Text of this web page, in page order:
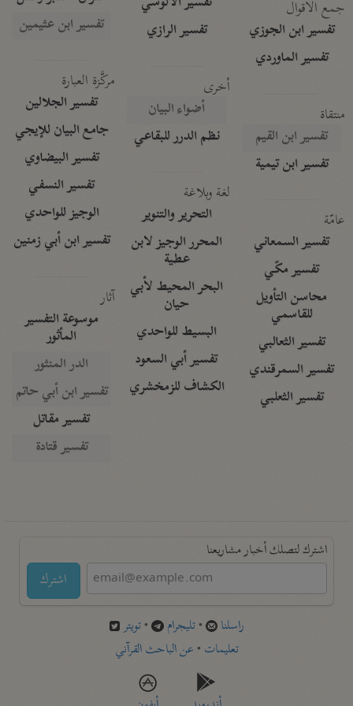
جمع الأقوال
تفسير ابن الجوزي
تفسير الماوردي
منتقاة
تفسير ابن القيم
تفسير ابن تيمية
عامّة
تفسير السمعاني
تفسير مكّي
محاسن التأويل
للقاسمي
تفسير الثعالبي
تفسير السمرقندي
تفسير الثعلبي
تفسير الرازي
أخرى
أضواء البيان
نظم الدرر للبقاعي
لغة وبلاغة
التحرير والتنوير
المحرر الوجيز لابن
عطية
البحر المحيط لأبي
حيان
البسيط للواحدي
تفسير أبي السعود
الكشاف للزمخشري
تفسير ابن عثيمين
مركَّزة العبارة
تفسير الجلالين
جامع البيان للإيجي
تفسير البيضاوي
تفسير النسفي
الوجيز للواحدي
تفسير ابن أبي زمنين
آثار
موسوعة التفسير
المأثور
الدر المنثور
تفسير ابن أبي حاتم
تفسير مقاتل
تفسير قتادة
اشترك لتصلك أخبار مشاريعنا
اشترك
راسلنا •تليجرام •تويتر
تعليمات •عن الباحث القرآني